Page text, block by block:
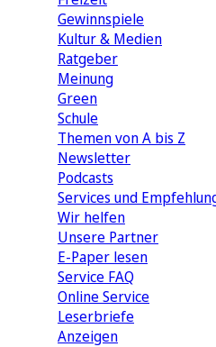
Gewinnspiele
Kultur & Medien
Ratgeber
Meinung
Green
Schule
Themen von A bis Z
Newsletter
Podcasts
Services und
Wir helfen
Unsere Partner
E-Paper lesen
Service FAQ
Online Service
Leserbriefe
Anzeigen